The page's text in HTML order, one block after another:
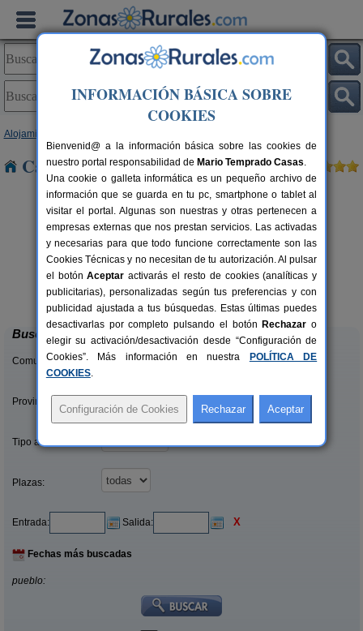
Alojamientos
Casas Rurales cerca de Grandiella
6 pers.
desde19 €
El Pajar de Pumarega
Castropol (Asturias)
Buscar
Comunidades:
Provincias/Islas:
Tipo alquiler:
Plazas:
Entrada: Salida: X
Fechas más buscadas
pueblo:
INFORMACIÓN BÁSICA SOBRE
COOKIES
Bienvenid@ a la información básica sobre las cookies de
nuestro portal responsabilidad de Mario Temprado Casas.
Una cookie o galleta informática es un pequeño archivo de
información que se guarda en tu pc, smartphone o tablet al
visitar el portal. Algunas son nuestras y otras pertenecen a
empresas externas que nos prestan servicios. Las activadas
y necesarias para que todo funcione correctamente son las
Cookies Técnicas y no necesitan de tu autorización. Al pulsar
el botónAceptar activarás el resto de cookies (analíticas y
publicitarias), personalizadas según tus preferencias y con
publicidad ajustada a tus búsquedas. Estas últimas puedes
desactivarlas por completo pulsando el botón Rechazar o
elegir su activación/desactivación desde “Configuración de
Cookies”. Más información en nuestra
POLÍTICA DE
COOKIES.